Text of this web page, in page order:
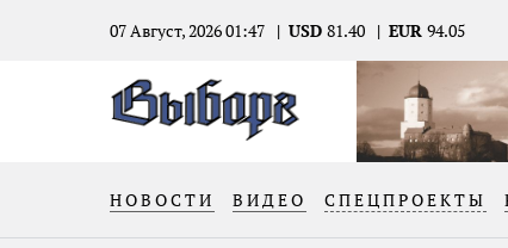
07 Август, 2026 01:47 USD 81.40 EUR 94.05
НОВОСТИ ВИДЕО СПЕЦПРОЕКТЫ